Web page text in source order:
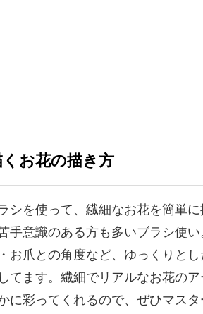
識がある方も多いのではないで
フィスネイルや大人女性向けの
お花の描き方
シを使って、繊細なお花を簡単
手意識のある方も多いブラシ使
お爪との角度など、ゆっくりとし
てます。繊細でリアルなお花の
に彩ってくれるので、ぜひマスタ